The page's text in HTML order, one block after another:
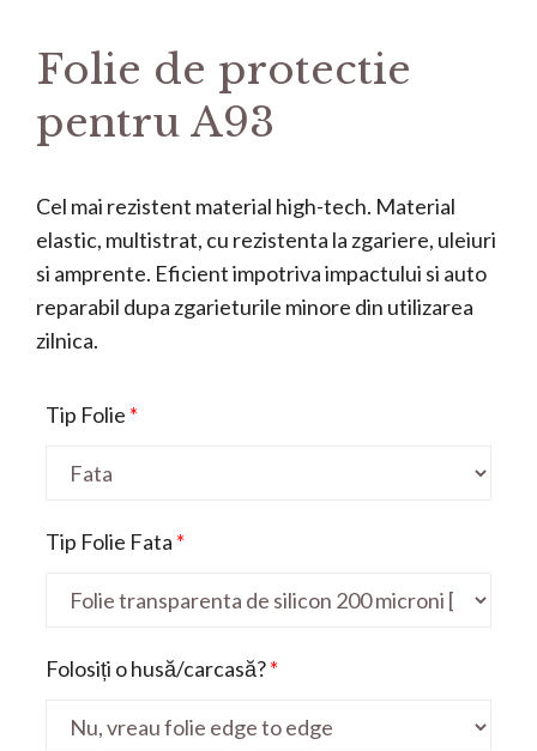
Folie de protectie
pentru A93
Cel mai rezistent material high-tech. Material
elastic, multistrat, cu rezistenta la zgariere, uleiuri
si amprente. Eficient impotriva impactului si auto
reparabil dupa zgarieturile minore din utilizarea
zilnica.
Tip Folie *
Tip Folie Fata *
Folosiți o husă/carcasă?*